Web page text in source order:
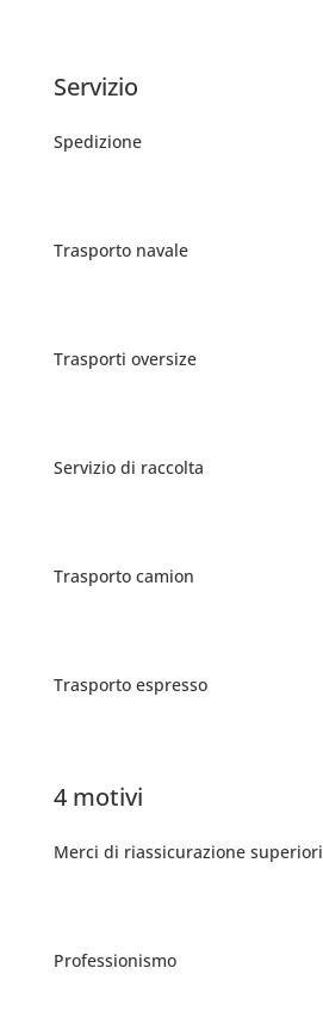
Servizio
Spedizione
Trasporto navale
Trasporti oversize
Servizio di raccolta
Trasporto camion
Trasporto espresso
4 motivi
Merci di riassicurazione superiori
Professionismo